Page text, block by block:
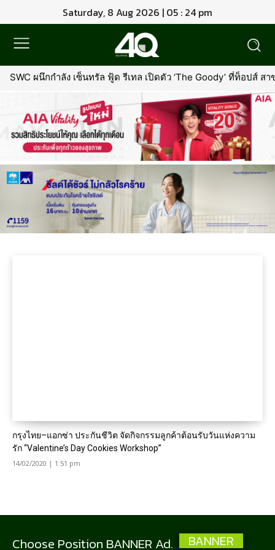
Saturday, 8 Aug 2026 | 05 : 24 pm
SWC ผนึกกำลัง เซ็นทรัล ฟู้ด รีเทล เปิดตัว ‘The Goody’ ที่ท็อปส์
กรุงไทย–แอกซ่า ประกันชีวิต จัดกิจกรรมลูกค้าต้อนรับวันแห่งความ
รัก “Valentine’s Day Cookies Workshop”
14/02/2020 | 1:51 pm
Choose Position BANNER Ad. BANNER